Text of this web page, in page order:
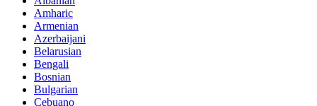
Amharic
Armenian
Azerbaijani
Belarusian
Bengali
Bosnian
Bulgarian
Cebuano